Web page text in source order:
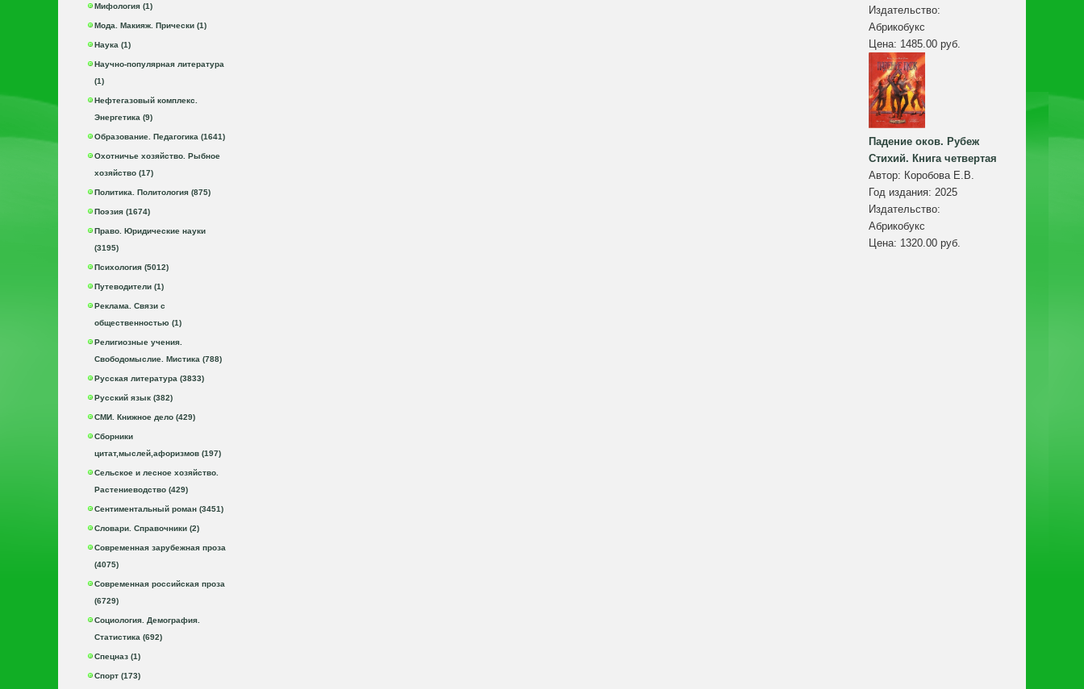
Мифология (1)
Мода. Макияж. Прически (1)
Наука (1)
Научно-популярная литература
(1)
Нефтегазовый комплекс.
Энергетика (9)
Образование. Педагогика (1641)
Охотничье хозяйство. Рыбное
хозяйство (17)
Политика. Политология (875)
Поэзия (1674)
Право. Юридические науки
(3195)
Психология (5012)
Путеводители (1)
Реклама. Связи с
общественностью (1)
Религиозные учения.
Свободомыслие. Мистика (788)
Русская литература (3833)
Русский язык (382)
СМИ. Книжное дело (429)
Сборники
цитат,мыслей,афоризмов (197)
Сельское и лесное хозяйство.
Растениеводство (429)
Сентиментальный роман (3451)
Словари. Справочники (2)
Современная зарубежная проза
(4075)
Современная российская проза
(6729)
Социология. Демография.
Статистика (692)
Спецназ (1)
Спорт (173)
Издательство:
Абрикобукс
Цена: 1485.00 руб.
Падение оков. Рубеж
Стихий. Книга четвертая
Автор: Коробова Е.В.
Год издания: 2025
Издательство:
Абрикобукс
Цена: 1320.00 руб.